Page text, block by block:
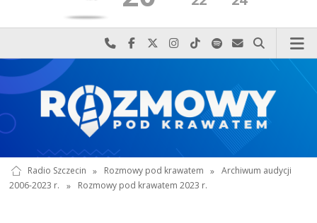
Najlepiej po prostu do nas zadzwoń
Odwiedź nas na Facebook-u
Odwiedź nas na X
Odwiedź nas na Instagram-ie
Odwiedź nas na TikTok-u
Szukaj nas na Spotify
Wyślij do nas
Szukaj
Radio Szczecin » Rozmowy pod krawatem » Archiwum audycji
2006-2023 r.
» Rozmowy pod krawatem 2023 r.